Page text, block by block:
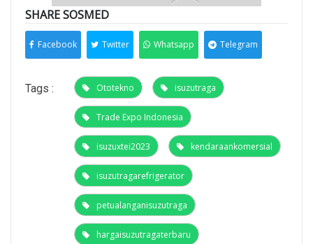
SHARE SOSMED
Facebook Twitter Whatsapp Telegram
Tags : Ototekno isuzutraga
Trade Expo Indonesia
isuzuxtei2023 kendaraankomersial
isuzutragarefrigerator
petualanganisuzutraga
hargaisuzutragaterbaru